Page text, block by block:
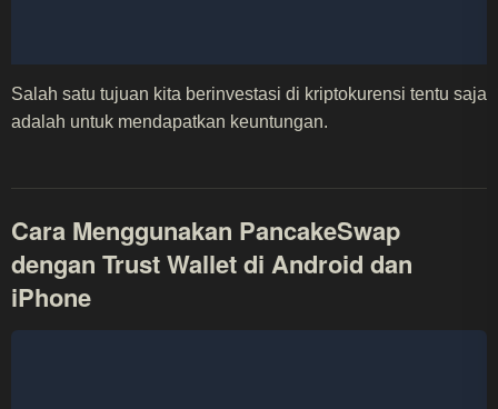
Salah satu tujuan kita berinvestasi di kriptokurensi tentu saja
adalah untuk mendapatkan keuntungan.
Cara Menggunakan PancakeSwap
dengan Trust Wallet di Android dan
iPhone